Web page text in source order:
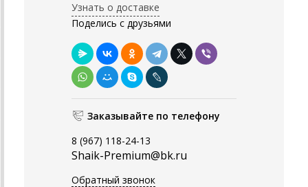
Узнать о доставке
Поделись с друзьями
Заказывайте по телефону
8 (967) 118-24-13
Shaik-Premium@bk.ru
Обратный звонок